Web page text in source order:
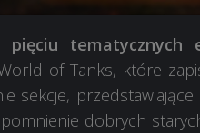
pięciu tematycznych
of Tanks, które
sekcje,
dobrych